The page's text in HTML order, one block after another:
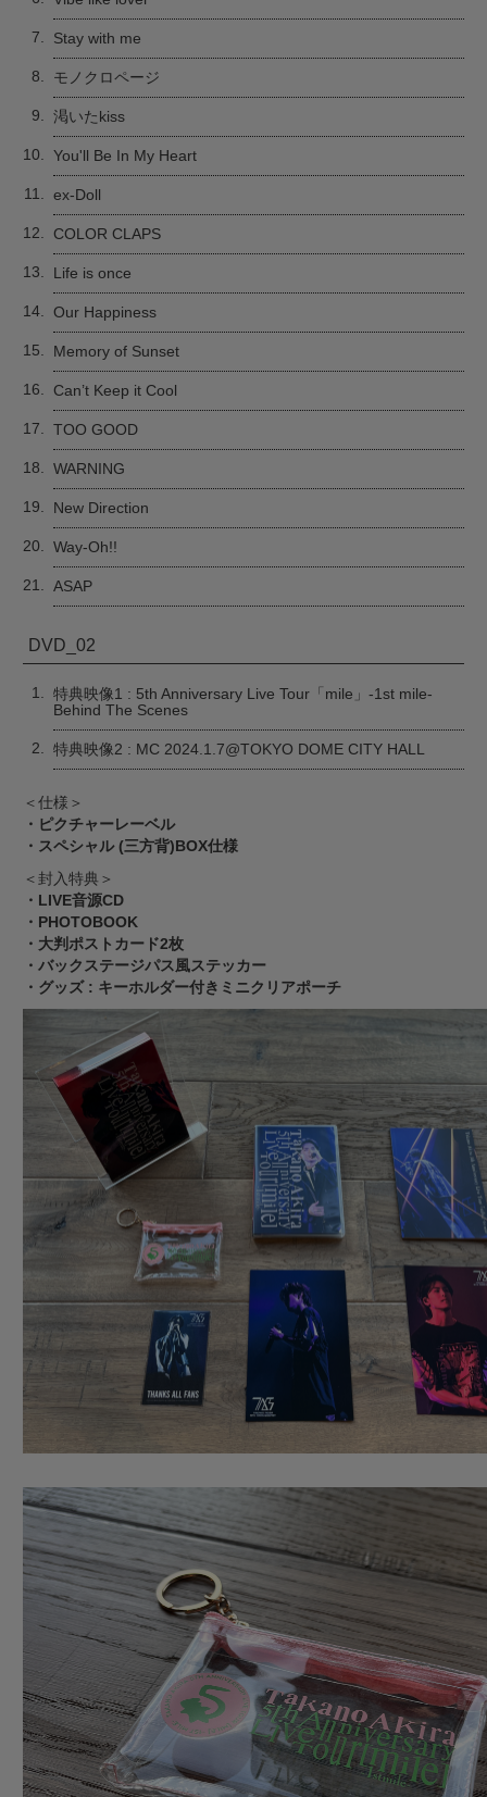
7. Stay with me
8. モノクロページ
9. 渇いたkiss
10. You'll Be In My Heart
11. ex-Doll
12. COLOR CLAPS
13. Life is once
14. Our Happiness
15. Memory of Sunset
16. Can’t Keep it Cool
17. TOO GOOD
18. WARNING
19. New Direction
20. Way-Oh!!
21. ASAP
DVD_02
1.
特典映像1 : 5th Anniversary Live Tour「mile」-1st mile-
Behind The Scenes
2. 特典映像2 : MC 2024.1.7@TOKYO DOME CITY HALL
＜仕様＞
・ピクチャーレーベル
・スペシャル (三方背)BOX仕様
＜封入特典＞
・LIVE音源CD
・PHOTOBOOK
・大判ポストカード2枚
・バックステージパス風ステッカー
・グッズ : キーホルダー付きミニクリアポーチ